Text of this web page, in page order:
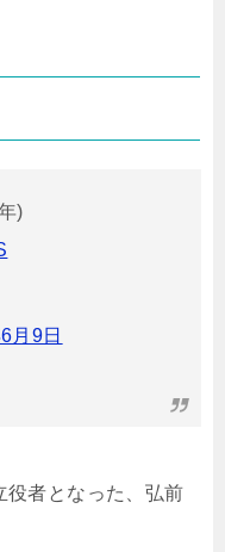
)
月9日
役者となった、弘前